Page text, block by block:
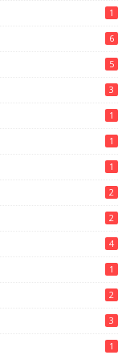
1
6
5
3
1
1
1
2
2
4
1
2
3
1